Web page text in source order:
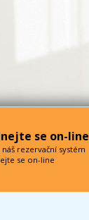
se on-line
rezervační systém
se on-line